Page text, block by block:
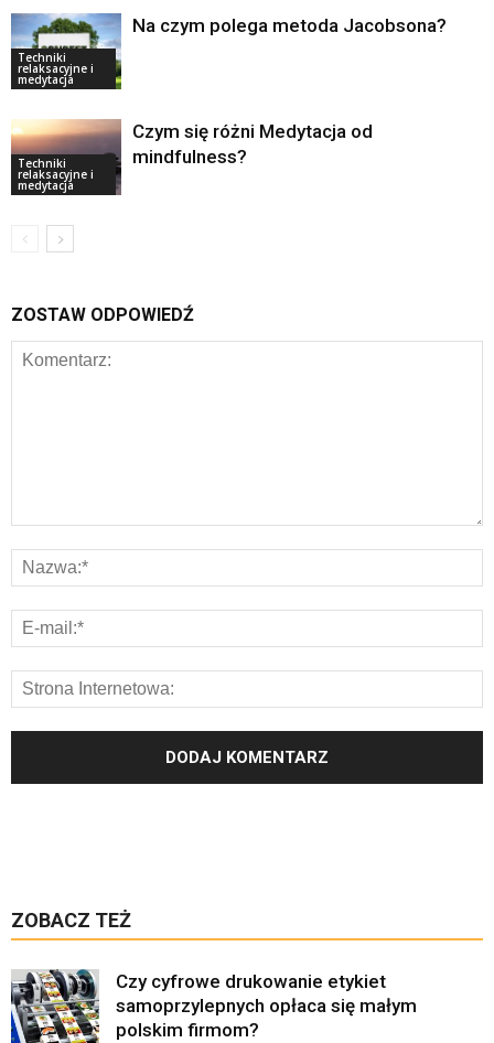
Techniki
relaksacyjne i
medytacja
Na czym polega metoda Jacobsona?
Techniki
relaksacyjne i
medytacja
Czym się różni Medytacja od
mindfulness?
ZOSTAW ODPOWIEDŹ
ZOBACZ TEŻ
Czy cyfrowe drukowanie etykiet
samoprzylepnych opłaca się małym
polskim firmom?